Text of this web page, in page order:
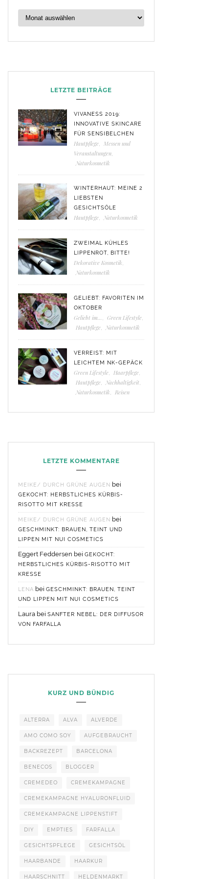
LETZTE BEITRÄGE
VIVANESS 2019:
INNOVATIVE SKINCARE
FÜR SENSIBELCHEN
Hautpflege
Messen und
Veranstaltungen
Naturkosmetik
WINTERHAUT: MEINE 2
LIEBSTEN
GESICHTSÖLE
Hautpflege Naturkosmetik
ZWEIMAL KÜHLES
LIPPENROT, BITTE!
Dekorative Kosmetik
Naturkosmetik
GELIEBT: FAVORITEN IM
OKTOBER
Geliebt im... Green Lifestyle
Hautpflege
Naturkosmetik
VERREIST: MIT
LEICHTEM NK-GEPÄCK
Green Lifestyle Haarpflege
Hautpflege
Nachhaltigkeit
Naturkosmetik
Reisen
LETZTE KOMMENTARE
MEIKE/ DURCH GRÜNE AUGEN bei
GEKOCHT: HERBSTLICHES KÜRBIS-
RISOTTO MIT KRESSE
MEIKE/ DURCH GRÜNE AUGEN bei
GESCHMINKT: BRAUEN, TEINT UND
LIPPEN MIT NUI COSMETICS
Eggert Feddersen bei GEKOCHT:
HERBSTLICHES KÜRBIS-RISOTTO MIT
KRESSE
LENA bei GESCHMINKT: BRAUEN, TEINT
UND LIPPEN MIT NUI COSMETICS
Laura bei SANFTER NEBEL: DER DIFFUSOR
VON FARFALLA
KURZ UND BÜNDIG
ALTERRA ALVA ALVERDE
AMO COMO SOY AUFGEBRAUCHT
BACKREZEPT BARCELONA
BENECOS BLOGGER
CREMEDEO CREMEKAMPAGNE
CREMEKAMPAGNE HYALURONFLUID
CREMEKAMPAGNE LIPPENSTIFT
DIY EMPTIES FARFALLA
GESICHTSPFLEGE GESICHTSÖL
HAARBANDE HAARKUR
HAARSCHNITT HELDENMARKT